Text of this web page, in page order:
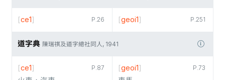
P.26
[ce1] P.251
[geoi1]
道字典 陳瑞祺及道字總社同人, 1941
P.87
[ce1]
P.73
[geoi1]